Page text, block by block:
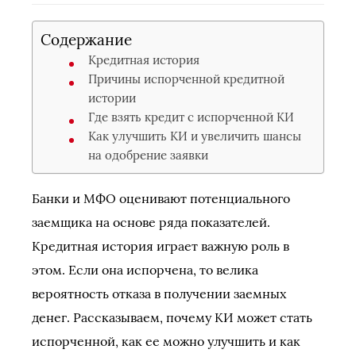
Содержание
Кредитная история
Причины испорченной кредитной
истории
Где взять кредит с испорченной КИ
Как улучшить КИ и увеличить шансы
на одобрение заявки
Банки и МФО оценивают потенциального
заемщика на основе ряда показателей.
Кредитная история играет важную роль в
этом. Если она испорчена, то велика
вероятность отказа в получении заемных
денег. Рассказываем, почему КИ может стать
испорченной, как ее можно улучшить и как